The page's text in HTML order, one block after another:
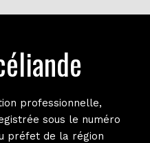
professionnelle,
sous le numéro
préfet de la région